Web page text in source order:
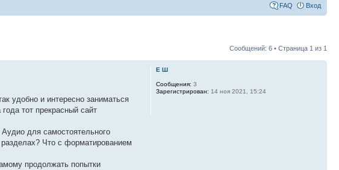
FAQ Вход
Сообщений: 6 • Страница 1 из 1
удобно и интересно заниматься
тот прекрасный сайт
для самостоятельного
Что с форматированием
продолжать попытки
Е Ш
Сообщения: 3
Зарегистрирован: 14 ноя 2021, 15:24